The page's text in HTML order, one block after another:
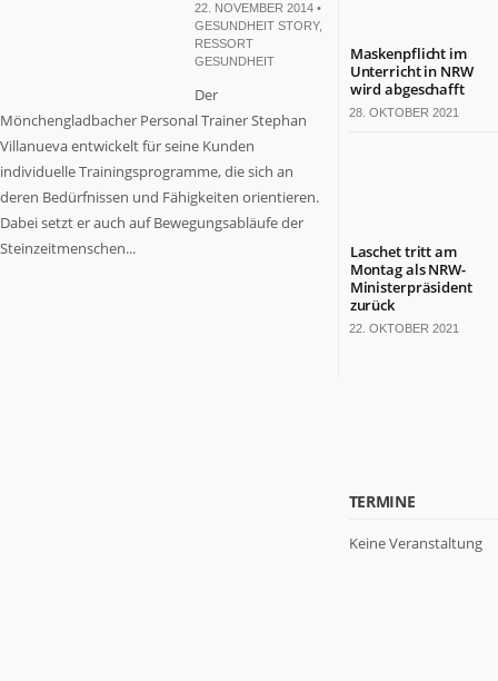
22. NOVEMBER 2014 •
GESUNDHEIT STORY,
RESSORT
GESUNDHEIT
Der
Mönchengladbacher Personal Trainer Stephan
Villanueva entwickelt für seine Kunden
individuelle Trainingsprogramme, die sich an
deren Bedürfnissen und Fähigkeiten orientieren.
Dabei setzt er auch auf Bewegungsabläufe der
Steinzeitmenschen...
Maskenpflicht im
Unterricht in NRW
wird abgeschafft
28. OKTOBER 2021
Laschet tritt am
Montag als NRW-
Ministerpräsident
zurück
22. OKTOBER 2021
TERMINE
Keine Veranstaltung